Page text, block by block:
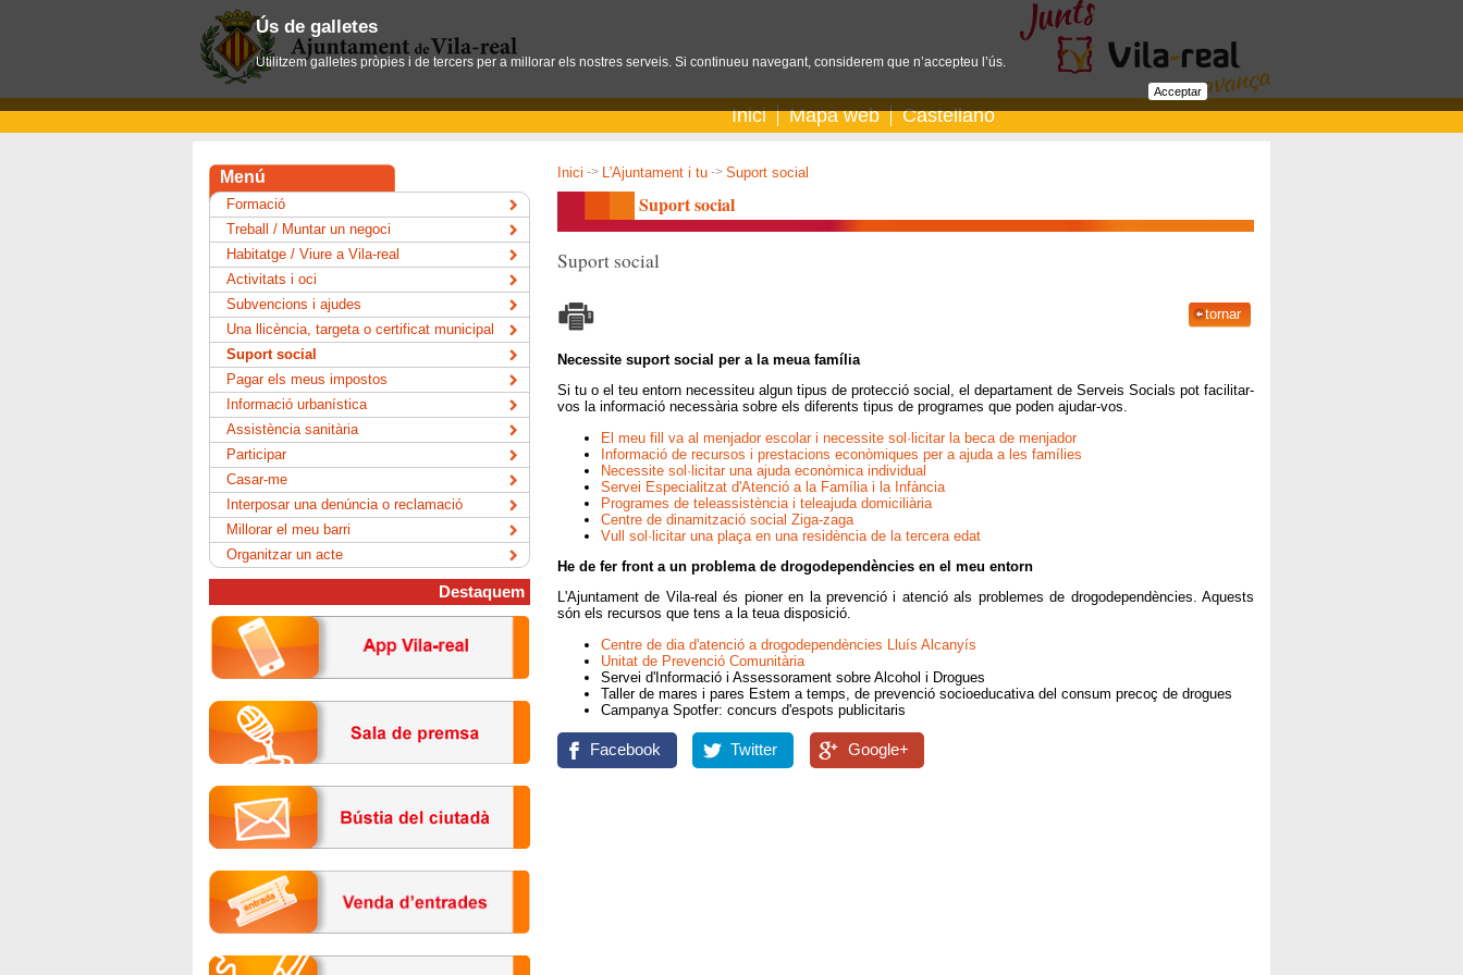
Inici Mapa web Castellano
Inici -> L'Ajuntament i tu -> Suport social
Suport social
Suport social
tornar
Necessite suport social per a la meua família
Si tu o el teu entorn necessiteu algun tipus de protecció social, el departament de Serveis Socials pot facilitar-
vos la informació necessària sobre els diferents tipus de programes que poden ajudar-vos.
El meu fill va al menjador escolar i necessite sol·licitar la beca de menjador
Informació de recursos i prestacions econòmiques per a ajuda a les famílies
Necessite sol·licitar una ajuda econòmica individual
Servei Especialitzat d'Atenció a la Família i la Infància
Programes de teleassistència i teleajuda domiciliària
Centre de dinamització social Ziga-zaga
Vull sol·licitar una plaça en una residència de la tercera edat
He de fer front a un problema de drogodependències en el meu entorn
L'Ajuntament de Vila-real és pioner en la prevenció i atenció als problemes de drogodependències. Aquests
són els recursos que tens a la teua disposició.
Centre de dia d'atenció a drogodependències Lluís Alcanyís
Unitat de Prevenció Comunitària
Servei d'Informació i Assessorament sobre Alcohol i Drogues
Taller de mares i pares Estem a temps, de prevenció socioeducativa del consum precoç de drogues
Campanya Spotfer: concurs d'espots publicitaris
Facebook Twitter Google+
Menú
Formació
Treball / Muntar un negoci
Habitatge / Viure a Vila-real
Activitats i oci
Subvencions i ajudes
Una llicència, targeta o certificat municipal
Suport social
Pagar els meus impostos
Informació urbanística
Assistència sanitària
Participar
Casar-me
Interposar una denúncia o reclamació
Millorar el meu barri
Organitzar un acte
Destaquem
Ús de galletes
Utilitzem galletes pròpies i de tercers per a millorar els nostres serveis. Si continueu navegant, considerem que n’accepteu l’ús.
Acceptar